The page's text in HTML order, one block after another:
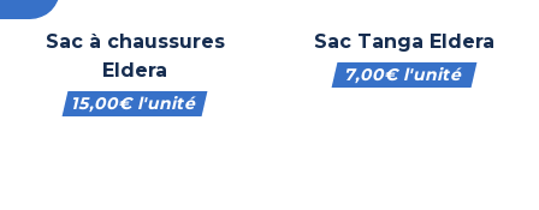
Sac à chaussures
Eldera
15,00€l'unité
Sac Tanga Eldera
7,00€l'unité